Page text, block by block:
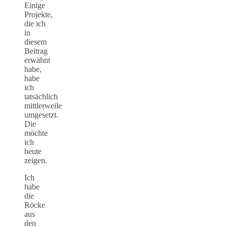
Einige
Projekte,
die ich
in
diesem
Beitrag
erwähnt
habe,
habe
ich
tatsächlich
mittlerweile
umgesetzt.
Die
möchte
ich
heute
zeigen.
Ich
habe
die
Röcke
aus
den